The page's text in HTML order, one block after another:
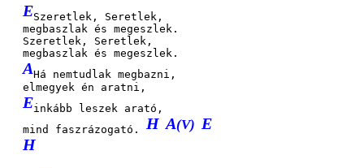
ESzeretlek, Seretlek,
megbaszlak és megeszlek.
Szeretlek, Seretlek,
megbaszlak és megeszlek.
AHá nemtudlak megbazni,
elmegyek én aratni,
Einkább leszek arató,
mind faszrázogató. H A(V) E
H